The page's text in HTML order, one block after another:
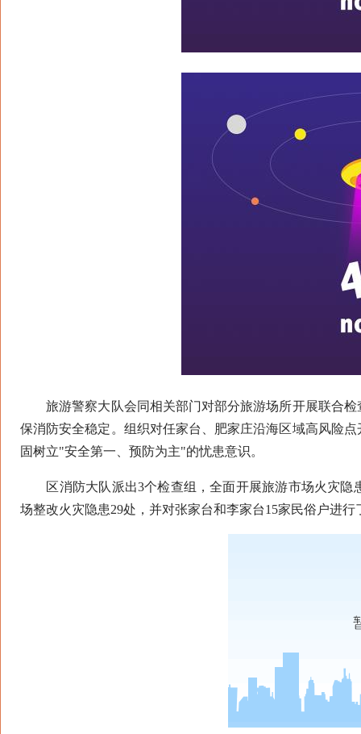
旅游警察大队会同相关部门对部分旅游场所开展联合检
保消防安全稳定。组织对任家台、肥家庄沿海区域高风险
固树立"安全第一、预防为主"的忧患意识。
区消防大队派出3个检查组，全面开展旅游市场火灾隐
场整改火灾隐患29处，并对张家台和李家台15家民俗户进